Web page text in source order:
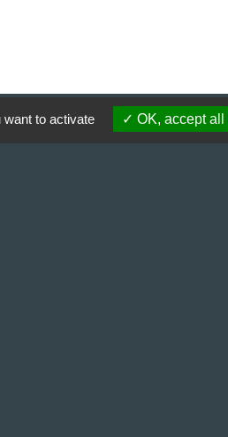
to activate OK, accept all